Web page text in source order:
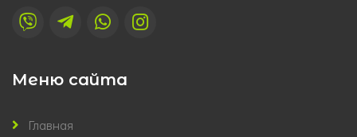
Меню сайта
Главная